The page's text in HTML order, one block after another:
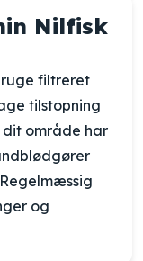
Nilfisk
filtreret
tilstopning
dit område har
og